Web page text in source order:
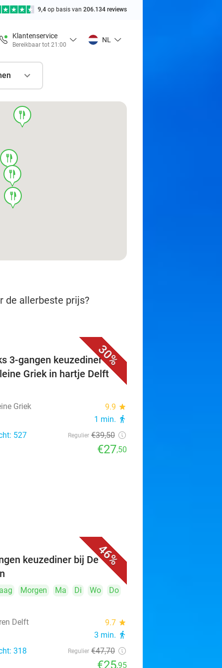
9,4 op basis van 206.134 reviews
Klantenservice
Bereikbaar tot 21:00
NL
food
food
food
food
de allerbeste prijs?
30%
3-gangen keuzediner bij
Griek in hartje Delft
Griek
9.9 star
1 min. directions_walk
527 Regulier €39,50
€27,50
46%
keuzediner bij De
Morgen Ma Di Wo
Do
Delft
9.7 star
3 min. directions_walk
318 Regulier €47,70
€25,95